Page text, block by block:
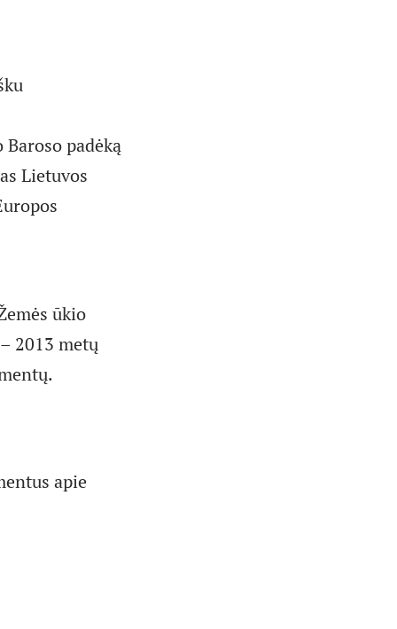
padėką
Lietuvos
ūkio
2013 metų
apie